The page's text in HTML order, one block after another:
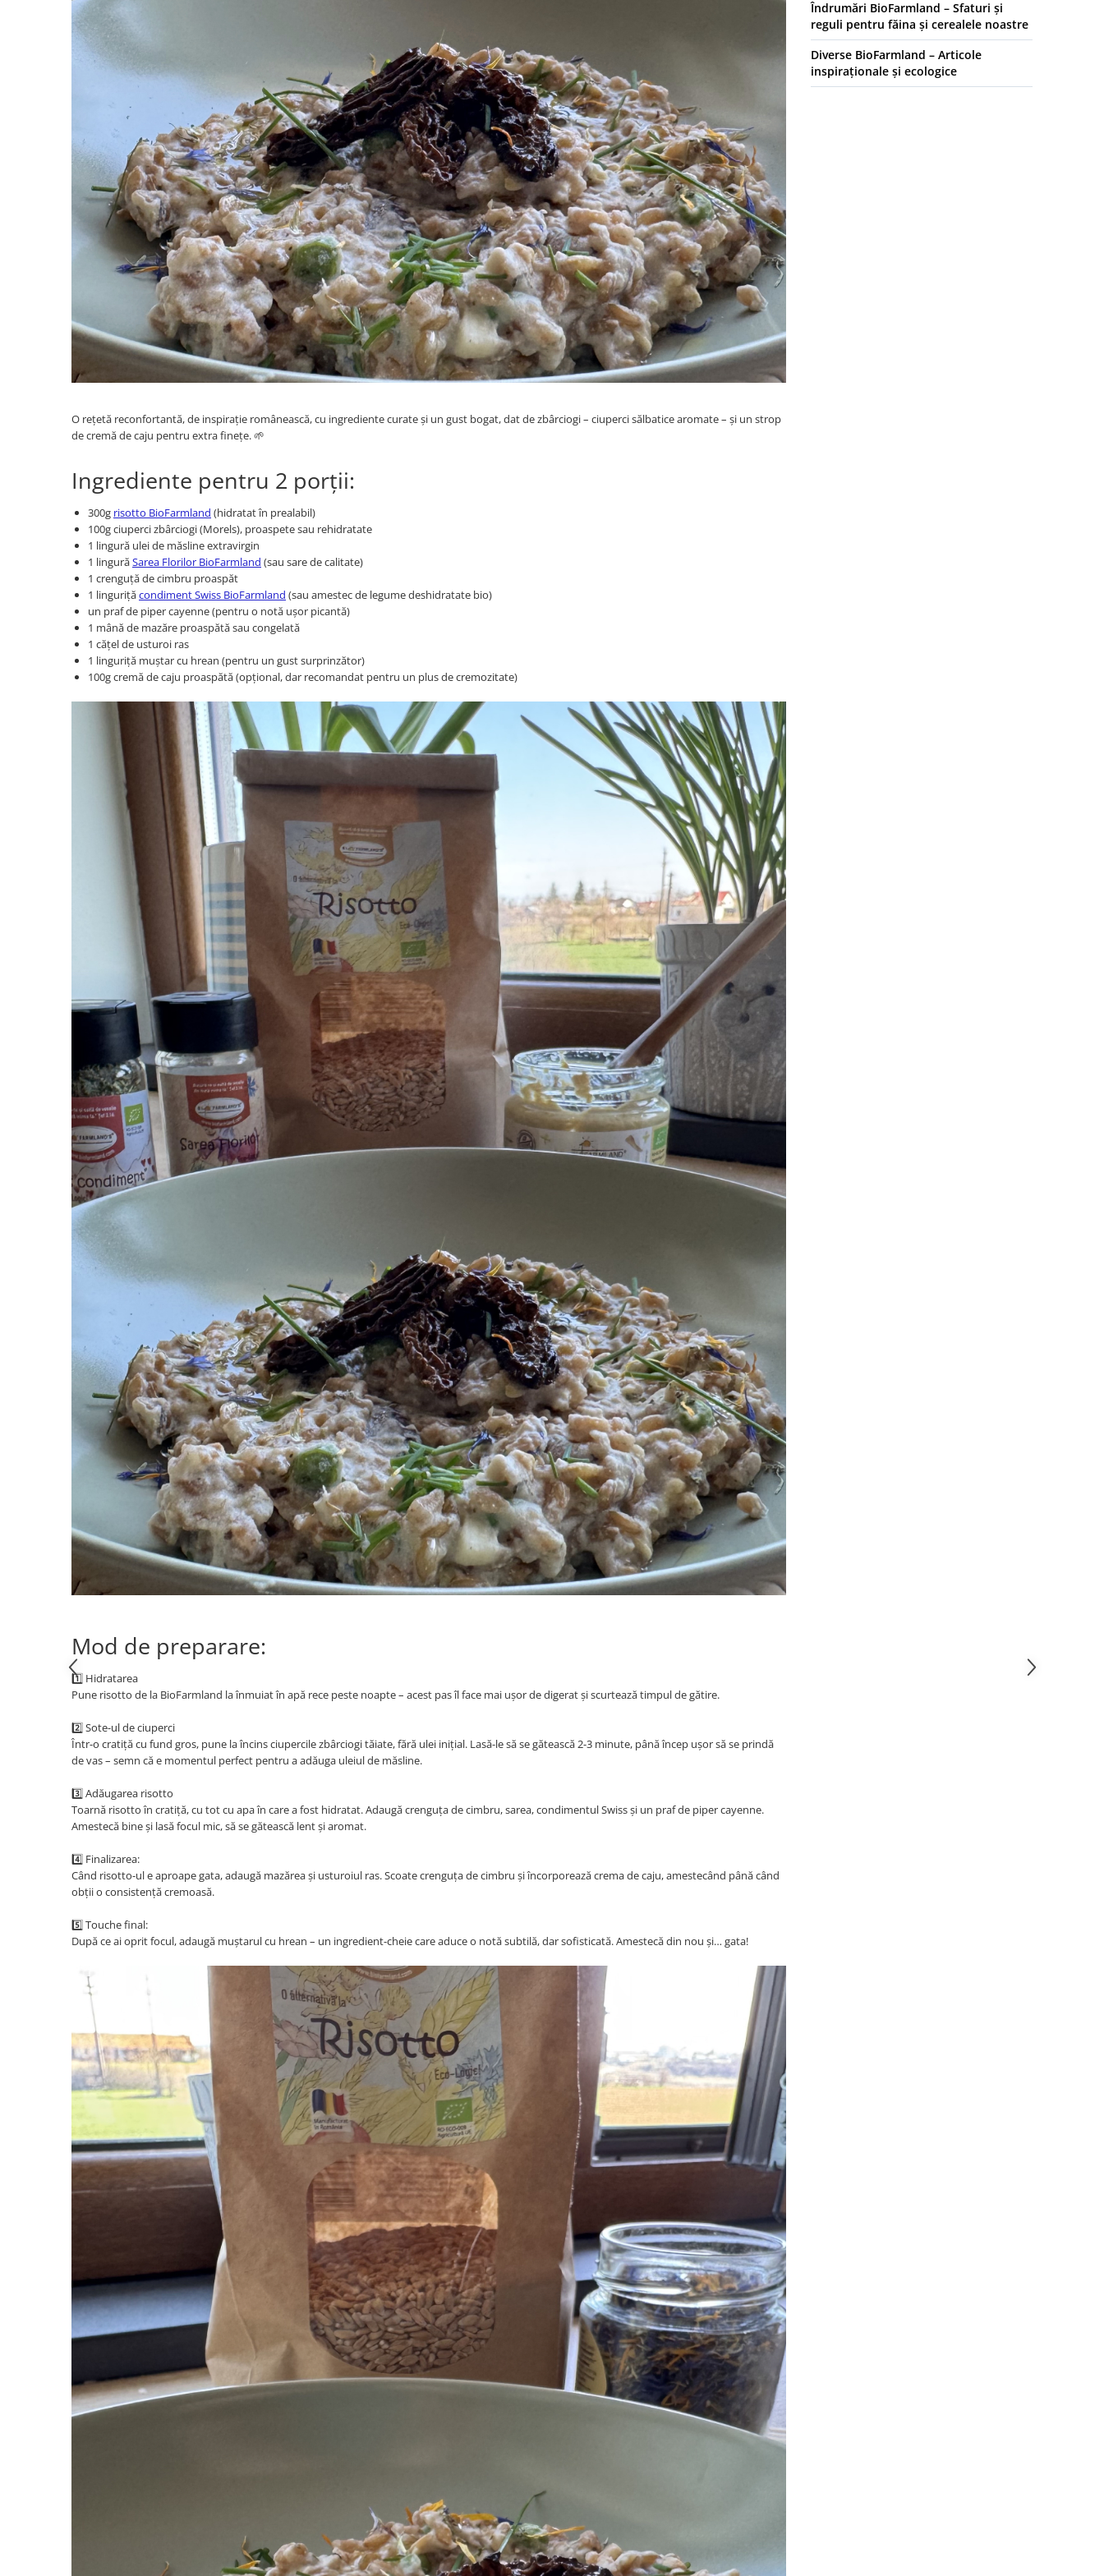
O rețetă reconfortantă, de inspirație românească, cu ingrediente curate și un gust bogat, dat de zbârciogi – ciuperci sălbatice aromate – și un strop
de cremă de caju pentru extra finețe. 🌱
Ingrediente pentru 2 porții:
300g risotto BioFarmland (hidratat în prealabil)
100g ciuperci zbârciogi (Morels), proaspete sau rehidratate
1 lingură ulei de măsline extravirgin
1 lingurăSarea Florilor BioFarmland (sau sare de calitate)
1 crenguță de cimbru proaspăt
1 lingurițăcondiment Swiss BioFarmland (sau amestec de legume deshidratate bio)
un praf de piper cayenne (pentru o notă ușor picantă)
1 mână de mazăre proaspătă sau congelată
1 cățel de usturoi ras
1 linguriță muștar cu hrean (pentru un gust surprinzător)
100g cremă de caju proaspătă (opțional, dar recomandat pentru un plus de cremozitate)
Mod de preparare:
1️⃣ Hidratarea
Pune risotto de la BioFarmland la înmuiat în apă rece peste noapte – acest pas îl face mai ușor de digerat și scurtează timpul de gătire.
2️⃣ Sote-ul de ciuperci
Într-o cratiță cu fund gros, pune la încins ciupercile zbârciogi tăiate, fără ulei inițial. Lasă-le să se gătească 2-3 minute, până încep ușor să se prindă
de vas – semn că e momentul perfect pentru a adăuga uleiul de măsline.
3️⃣ Adăugarea risotto
Toarnă risotto în cratiță, cu tot cu apa în care a fost hidratat. Adaugă crenguța de cimbru, sarea, condimentul Swiss și un praf de piper cayenne.
Amestecă bine și lasă focul mic, să se gătească lent și aromat.
4️⃣ Finalizarea:
Când risotto-ul e aproape gata, adaugă mazărea și usturoiul ras. Scoate crenguța de cimbru și încorporează crema de caju, amestecând până când
obții o consistență cremoasă.
5️⃣ Touche final:
După ce ai oprit focul, adaugă muștarul cu hrean – un ingredient-cheie care aduce o notă subtilă, dar sofisticată. Amestecă din nou și… gata!
Îndrumări BioFarmland – Sfaturi și
reguli pentru făina și cerealele noastre
Diverse BioFarmland – Articole
inspiraționale și ecologice